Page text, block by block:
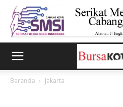
Beranda Jakarta